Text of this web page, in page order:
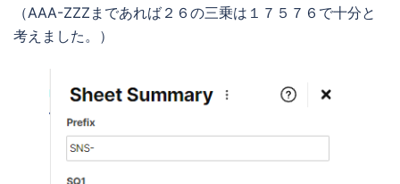
（AAA-ZZZまであれば２６の三乗は１７５７６で十分と
考えました。）